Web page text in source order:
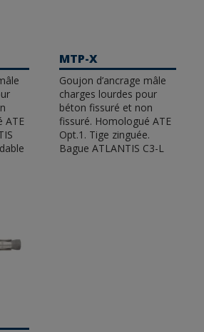
e. Chevilles en nylon à
(T-NUX) ou chevilles en nylon
pour l'installation de garde-
ou d'enseignes dans des
creux
ATE
MTP-X
Goujon d’ancrage mâle
charges lourdes pour
béton fissuré et non
fissuré. Homologué ATE
Opt.1. Tige zinguée.
Bague ATLANTIS C3-L